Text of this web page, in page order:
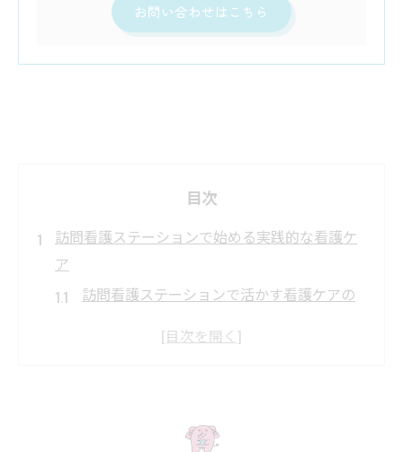
お問い合わせはこちら
目次
訪問看護ステーションで始める実践的な看護ケ
ア
訪問看護ステーションで活かす看護ケアの
看護ケアにおける現場の工夫とポイントを